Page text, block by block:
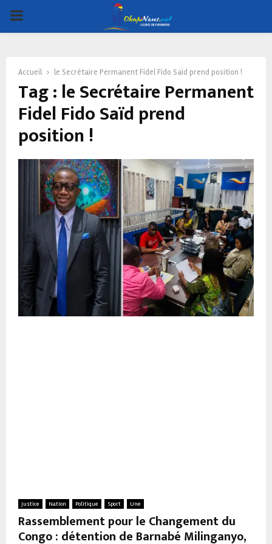
PRIMARY
Accueil le Secrétaire Permanent Fidel Fido Saïd prend position !
Tag : le Secrétaire Permanent
Fidel Fido Saïd prend
position !
Justice Nation Politique Sport Une
Rassemblement pour le Changement du
Congo : détention de Barnabé Milinganyo,